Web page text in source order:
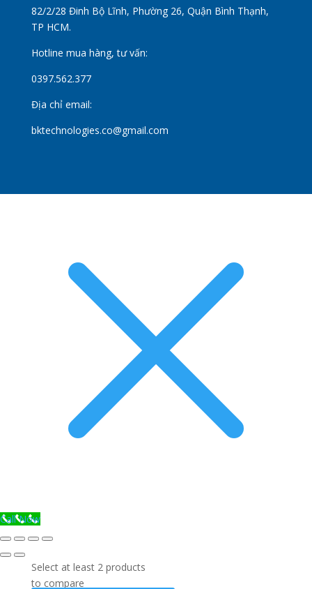
82/2/28 Đinh Bộ Lĩnh, Phường 26, Quận Bình Thạnh,
TP HCM.
Hotline mua hàng, tư vấn:
0397.562.377
Địa chỉ email:
bktechnologies.co@gmail.com
Call Now
Select at least 2 products
to compare